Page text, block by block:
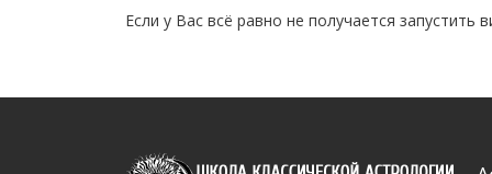
Если у Вас всё равно не получается запустить